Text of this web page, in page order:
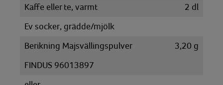
Kaffe eller te, varmt 2 dl
Ev socker, grädde/mjölk
Berikning Majsvällingspulver
FINDUS 96013897
3,20 g